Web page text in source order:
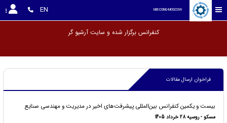
MIECONG-MOSCOW
EN
کنفرانس برگزار شده و سایت آرش
فراخوان ارسال مقالات
بیست و یکمین کنفرانس بین‌المللی پیشرفت‌های اخیر در مدیریت و مهندسی صنایع
مسکو - روسیه 28 خرداد 1405